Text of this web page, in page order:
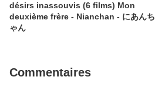
désirs inassouvis (6 films) Mon
deuxième frère - Nianchan - にあんち
ゃん
Commentaires